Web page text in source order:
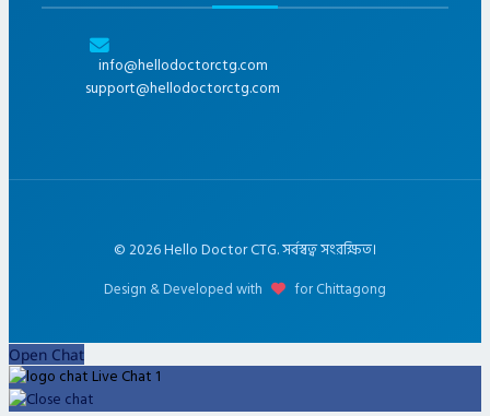
info@hellodoctorctg.com
support@hellodoctorctg.com
©2026Hello Doctor CTG. সর্বস্বত্ব সংরক্ষিত।
Design & Developed with for Chittagong
Open Chat
Live Chat 1